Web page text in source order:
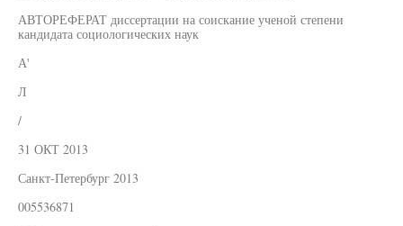
АВТОРЕФЕРАТ диссертации на соискание ученой степени
кандидата социологических наук
А'
Л
/
31 ОКТ 2013
Санкт-Петербург 2013
005536871